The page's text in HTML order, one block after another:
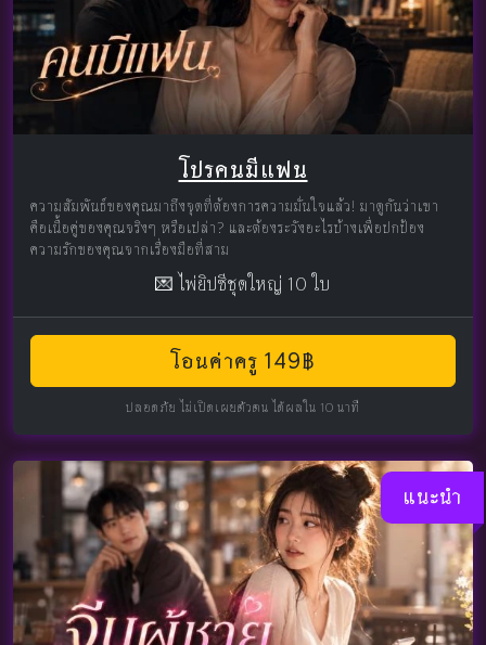
โปรคนมีแฟน
ความสัมพันธ์ของคุณมาถึงจุดที่ต้องการความมั่นใจแล้ว! มาดูกันว่าเขา
คือเนื้อคู่ของคุณจริงๆ หรือเปล่า? และต้องระวังอะไรบ้างเพื่อปกป้อง
ความรักของคุณจากเรื่องมือที่สาม
💌 ไพ่ยิปซีชุดใหญ่ 10 ใบ
โอนค่าครู 149฿
ปลอดภัย ไม่เปิดเผยตัวตน ได้ผลใน 10 นาที
แนะนำ